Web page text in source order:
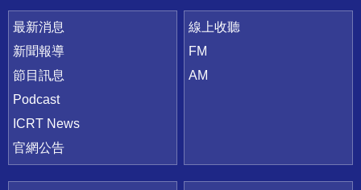
最新消息
新聞報導
節目訊息
Podcast
ICRT News
官網公告
線上收聽
FM
AM